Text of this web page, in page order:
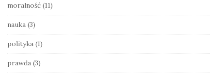
moralność (11)
nauka (3)
polityka (1)
prawda (3)